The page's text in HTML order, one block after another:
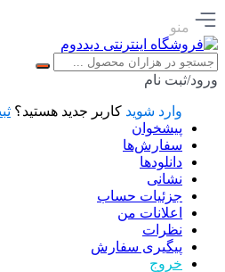
منو
ورود/ثبت نام
وارد شوید کاربر جدید هستید؟
پیشخوان
سفارش‌ها
دانلودها
نشانی
جزئیات حساب
اعلانات من
نظرات
پیگیری سفارش
خروج